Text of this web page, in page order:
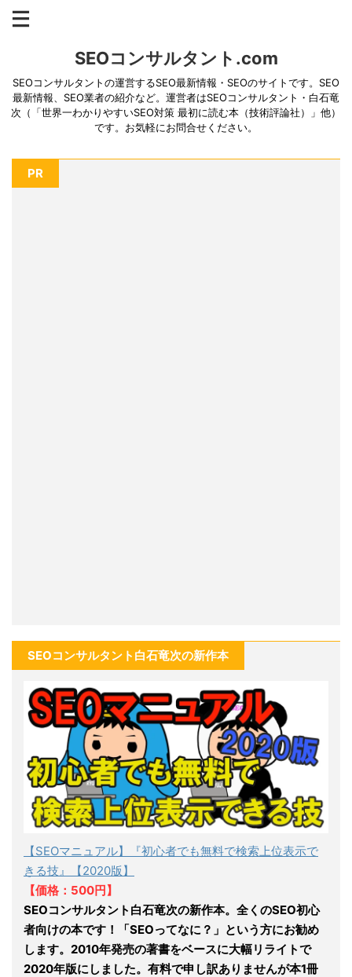
SEOコンサルタント.com
SEOコンサルタントの運営するSEO最新情報・SEOのサイトです。SEO
最新情報、SEO業者の紹介など。運営者はSEOコンサルタント・白石竜
次（「世界一わかりやすいSEO対策 最初に読む本（技術評論社）」他）
です。お気軽にお問合せください。
PR
SEOコンサルタント白石竜次の新作本
【SEOマニュアル】『初心者でも無料で検索上位表示で
きる技』【2020版】
【価格：500円】
SEOコンサルタント白石竜次の新作本。全くのSEO初心
者向けの本です！「SEOってなに？」という方にお勧め
します。2010年発売の著書をベースに大幅リライトで
2020年版にしました。有料で申し訳ありませんが本1冊